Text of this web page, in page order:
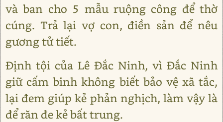
và ban cho 5 mẫu ruộng công để thờ
cúng. Trả lại vợ con, điền sản để nêu
gương tử tiết.
Định tội của Lê Đắc Ninh, vì Đắc Ninh
giữ cấm binh không biết bảo vệ xã tắc,
lại đem giúp kẻ phản nghịch, làm vậy là
để răn đe kẻ bất trung.